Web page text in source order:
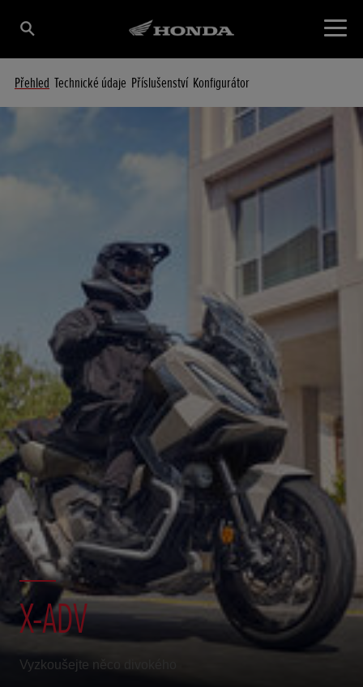
Přehled Technické údaje Příslušenství Konfigurátor
X-ADV
Vyzkoušejte něco divokého